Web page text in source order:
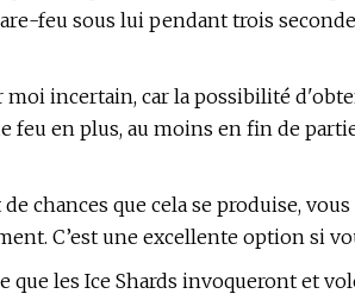
feu sous lui pendant trois
moi incertain, car la possibilité
feu en plus, au moins en fin de
chances que cela se produise,
C’est une excellente option si
que les Ice Shards invoqueront et